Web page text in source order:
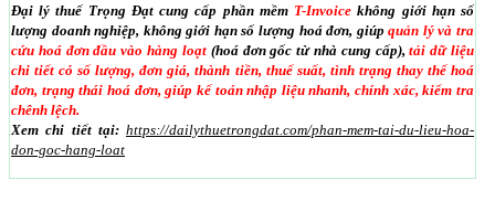
Đại lý thuế Trọng Đạt cung cấp phần mềm T-Invoice không giới hạn số
lượng doanh nghiệp, không giới hạn số lượng hoá đơn, giúpquản lý và tra
cứu hoá đơn đầu vào hàng loạt(hoá đơn gốc từ nhà cung cấp),tải dữ liệu
chi tiết có số lượng, đơn giá, thành tiền, thuế suất, tình trạng thay thế hoá
đơn, trạng thái hoá đơn, giúp kế toán nhập liệu nhanh, chính xác, kiểm tra
chênh lệch.
Xem chi tiết tại: https://dailythuetrongdat.com/phan-mem-tai-du-lieu-hoa-
don-goc-hang-loat